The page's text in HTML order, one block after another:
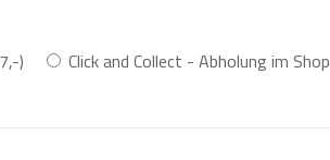
)
Click and Collect - Abholung im Shop